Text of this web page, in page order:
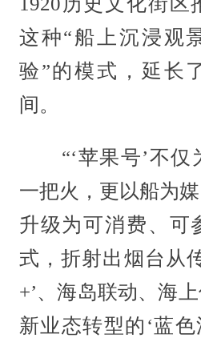
这种“船上沉浸观
验”的模式，延长
间。
“‘苹果号’不仅
一把火，更以船为
升级为可消费、可
式，折射出烟台从
+’、海岛联动、海
新业态转型的‘蓝